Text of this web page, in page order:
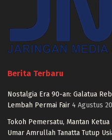
Berita Terbaru
Nostalgia Era 90-an: Galatua
Lembah Permai Fair 4 Agustus
Tokoh Pemersatu, Mantan
Umar Amrullah Tanatta Tutup